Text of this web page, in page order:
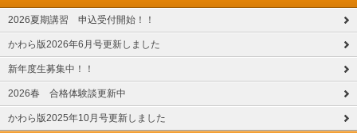
2026夏期講習 申込受付開始！！
かわら版2026年6月号更新しました
新年度生募集中！！
2026春 合格体験談更新中
かわら版2025年10月号更新しました